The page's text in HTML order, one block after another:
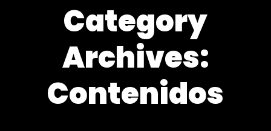
Category
Archives:
Contenidos